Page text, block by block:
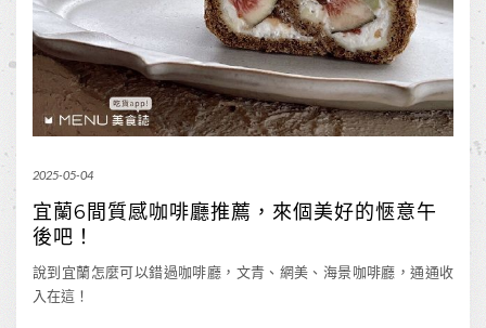
2025-05-04
宜蘭6間質感咖啡廳推薦，來個美好的愜意午
後吧！
說到宜蘭怎麼可以錯過咖啡廳，文青、網美、海景咖啡廳，通通收
入在這！